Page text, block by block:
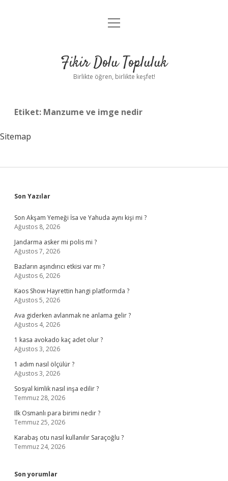
Anasayfa
Yasal Uyarı
menüyü
Fikir Dolu Topluluk
Birlikte öğren, birlikte keşfet!
Etiket: Manzume ve imge nedir
Sitemap
Sidebar
Son Yazılar
Son Akşam Yemeği İsa ve Yahuda aynı kişi mi ?
Ağustos 8, 2026
Jandarma asker mi polis mi ?
Ağustos 7, 2026
Bazların aşındırıcı etkisi var mı ?
Ağustos 6, 2026
Kaos Show Hayrettin hangi platformda ?
Ağustos 5, 2026
Ava giderken avlanmak ne anlama gelir ?
Ağustos 4, 2026
1 kasa avokado kaç adet olur ?
Ağustos 3, 2026
1 adım nasıl ölçülür ?
Ağustos 3, 2026
Sosyal kimlik nasıl inşa edilir ?
Temmuz 28, 2026
Ilk Osmanlı para birimi nedir ?
Temmuz 25, 2026
Karabaş otu nasıl kullanılır Saraçoğlu ?
Temmuz 24, 2026
Son yorumlar